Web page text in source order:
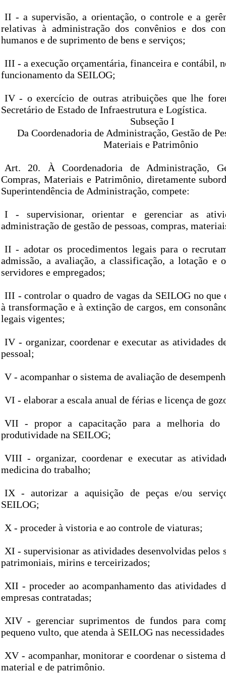
II - a supervisão, a orientação, o controle e a
relativas à administração dos convênios e dos
humanos e de suprimento de bens e serviços;
III - a execução orçamentária, financeira e contábil,
funcionamento da SEILOG;
IV - o exercício de outras atribuições que lhe
Secretário de Estado de Infraestrutura e Logística.
Subseção I
Da Coordenadoria de Administração, Gestão de
Materiais e Patrimônio
Art. 20. À Coordenadoria de Administração,
Compras, Materiais e Patrimônio, diretamente
Superintendência de Administração, compete:
I - supervisionar, orientar e gerenciar as
administração de gestão de pessoas, compras,
II - adotar os procedimentos legais para o
admissão, a avaliação, a classificação, a lotação e
servidores e empregados;
III - controlar o quadro de vagas da SEILOG no que
à transformação e à extinção de cargos, em
legais vigentes;
IV - organizar, coordenar e executar as atividades
pessoal;
V - acompanhar o sistema de avaliação de
VI - elaborar a escala anual de férias e licença de
VII - propor a capacitação para a melhoria do
produtividade na SEILOG;
VIII - organizar, coordenar e executar as
medicina do trabalho;
IX - autorizar a aquisição de peças e/ou
SEILOG;
X - proceder à vistoria e ao controle de viaturas;
XI - supervisionar as atividades desenvolvidas pelos
patrimoniais, mirins e terceirizados;
XII - proceder ao acompanhamento das atividades
empresas contratadas;
XIV - gerenciar suprimentos de fundos para
pequeno vulto, que atenda à SEILOG nas
XV - acompanhar, monitorar e coordenar o sistema
material e de patrimônio.